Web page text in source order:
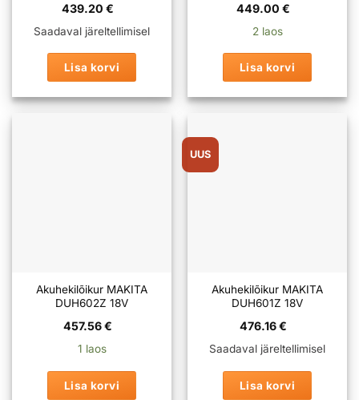
439.20 €
Saadaval järeltellimisel
Lisa korvi
449.00 €
2 laos
Lisa korvi
Akuhekilõikur MAKITA
DUH602Z 18V
457.56€
1 laos
Lisa korvi
UUS
Akuhekilõikur MAKITA
DUH601Z 18V
476.16€
Saadaval järeltellimisel
Lisa korvi